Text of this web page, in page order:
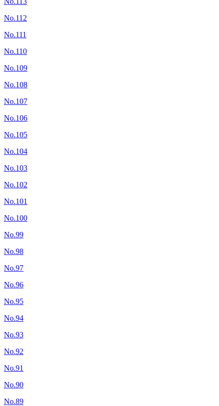
No.112
No.111
No.110
No.109
No.108
No.107
No.106
No.105
No.104
No.103
No.102
No.101
No.100
No.99
No.98
No.97
No.96
No.95
No.94
No.93
No.92
No.91
No.90
No.89